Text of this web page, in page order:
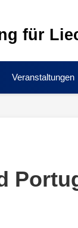
für
Veranstaltungen